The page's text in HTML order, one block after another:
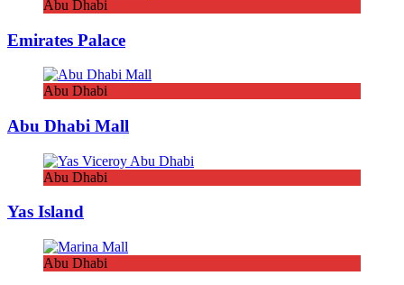
Abu Dhabi
Emirates Palace
Abu Dhabi
Abu Dhabi Mall
Abu Dhabi
Yas Island
Abu Dhabi